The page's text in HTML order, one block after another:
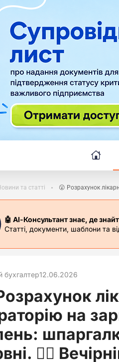
та статті
🤖 АІ-Консультант знає, де
Статті, документи, шаблони та
бухгалтер12.06.2026
на
🙋‍♀️